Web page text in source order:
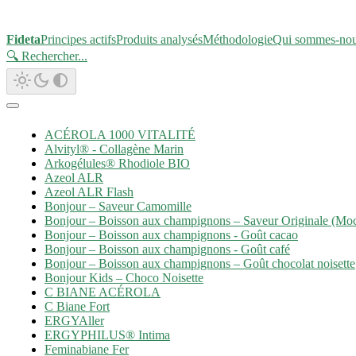
FidetaPrincipes actifsProduits analysésMéthodologieQui sommes-
🔍 Rechercher...
ACÉROLA 1000 VITALITÉ
Alvityl® - Collagène Marin
Arkogélules® Rhodiole BIO
Azeol ALR
Azeol ALR Flash
Bonjour – Saveur Camomille
Bonjour – Boisson aux champignons – Saveur Originale
Bonjour – Boisson aux champignons - Goût cacao
Bonjour – Boisson aux champignons - Goût café
Bonjour – Boisson aux champignons – Goût chocolat noisette
Bonjour Kids – Choco Noisette
C BIANE ACÉROLA
C Biane Fort
ERGYAller
ERGYPHILUS® Intima
Feminabiane Fer